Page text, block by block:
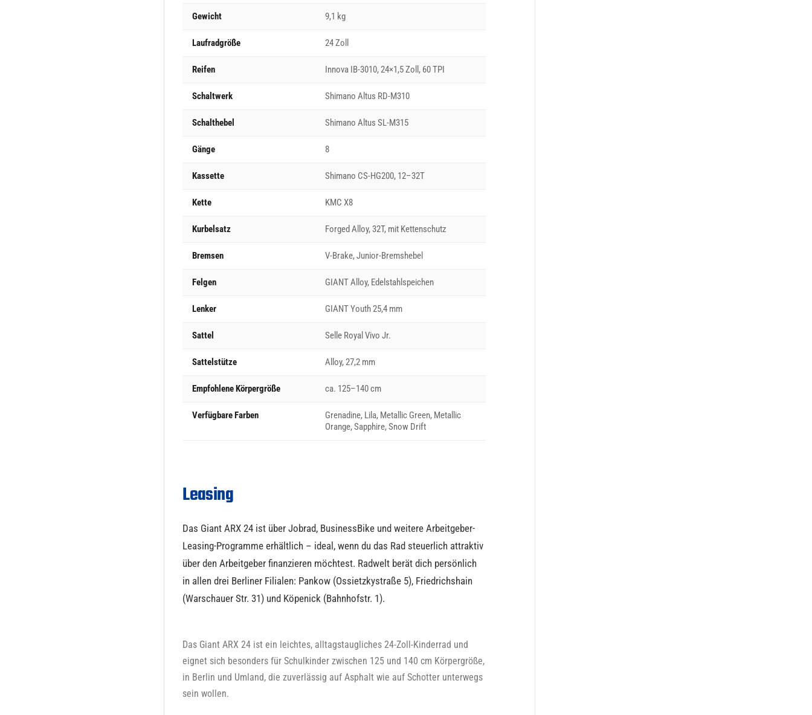
Gewicht 9,1 kg
Laufradgröße 24 Zoll
Reifen Innova IB-3010, 24×1,5 Zoll, 60 TPI
Schaltwerk Shimano Altus RD-M310
Schalthebel Shimano Altus SL-M315
Gänge 8
Kassette Shimano CS-HG200, 12–32T
Kette KMC X8
Kurbelsatz Forged Alloy, 32T, mit Kettenschutz
Bremsen V-Brake, Junior-Bremshebel
Felgen GIANT Alloy, Edelstahlspeichen
Lenker GIANT Youth 25,4 mm
Sattel Selle Royal Vivo Jr.
Sattelstütze Alloy, 27,2 mm
Empfohlene Körpergröße ca. 125–140 cm
Verfügbare Farben
Grenadine, Lila, Metallic Green, Metallic
Orange, Sapphire, Snow Drift
Leasing
Das Giant ARX 24 ist über Jobrad, BusinessBike und weitere Arbeitgeber-
Leasing-Programme erhältlich – ideal, wenn du das Rad steuerlich attraktiv
über den Arbeitgeber finanzieren möchtest. Radwelt berät dich persönlich
in allen drei Berliner Filialen: Pankow (Ossietzkystraße 5), Friedrichshain
(Warschauer Str. 31) und Köpenick (Bahnhofstr. 1).
Das Giant ARX 24 ist ein leichtes, alltagstaugliches 24-Zoll-Kinderrad und
eignet sich besonders für Schulkinder zwischen 125 und 140 cm Körpergröße,
in Berlin und Umland, die zuverlässig auf Asphalt wie auf Schotter unterwegs
sein wollen.